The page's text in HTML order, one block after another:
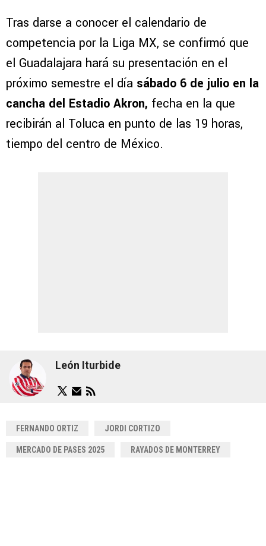
Tras darse a conocer el calendario de
competencia por la Liga MX, se confirmó que
el Guadalajara hará su presentación en el
próximo semestre el día sábado 6 de julio en la
cancha del Estadio Akron, fecha en la que
recibirán al Toluca en punto de las 19 horas,
tiempo del centro de México.
León Iturbide
FERNANDO ORTIZ JORDI CORTIZO
MERCADO DE PASES 2025 RAYADOS DE MONTERREY